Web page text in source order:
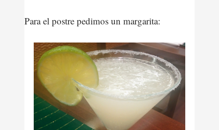
Para el postre pedimos un margarita: